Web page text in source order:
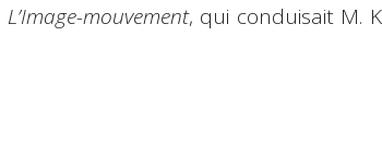
L’Image-mouvement, qui conduisait M.